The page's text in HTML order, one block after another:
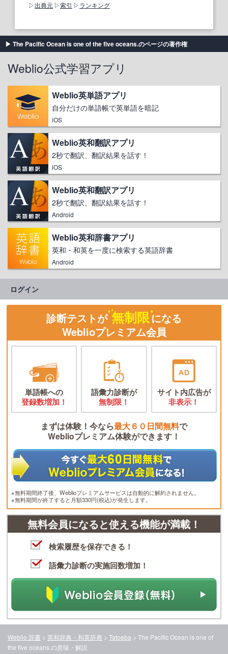
出典元 索引 ランキング
The Pacific Ocean is one of the five oceans.のページの著作権
Weblio公式学習アプリ
Weblio英単語アプリ
自分だけの単語帳で英単語を暗記
iOS
Weblio英和翻訳アプリ
2秒で翻訳、翻訳結果を話す！
iOS
Weblio英和翻訳アプリ
2秒で翻訳、翻訳結果を話す！
Android
Weblio英和辞書アプリ
英和・和英を一度に検索する英語辞書
Android
ログイン
診断テストが 無制限になる
Weblioプレミアム会員
単語帳への
登録数増加！
語彙力診断が
無制限！
サイト内広告が
非表示！
まずは体験！今なら最大６０日間無料で
Weblioプレミアム体験ができます！
※無料期間終了後、Weblioプレミアムサービスは自動的に解約されません。
※無料期間が終了すると月額330円(税込)が発生します。
無料会員になると使える機能が満載！
検索履歴を保存できる！
語彙力診断の実施回数増加！
Weblio 辞書 > 英和辞典・和英辞典 > Tatoeba > The Pacific Ocean is one of
the five oceans.の意味・解説